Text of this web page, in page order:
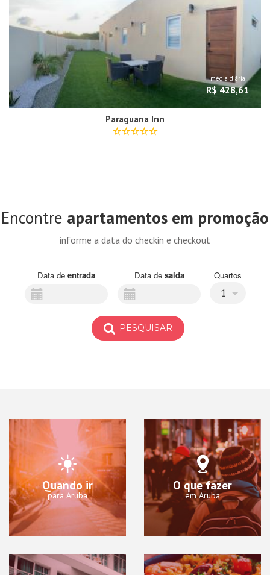
média diária
R$ 428,61
Paraguana Inn
Encontre apartamentos em promoção
informe a data do checkin e checkout
Data de entrada Data de saida Quartos
1
PESQUISAR
Quando ir
para Aruba
O que fazer
em Aruba